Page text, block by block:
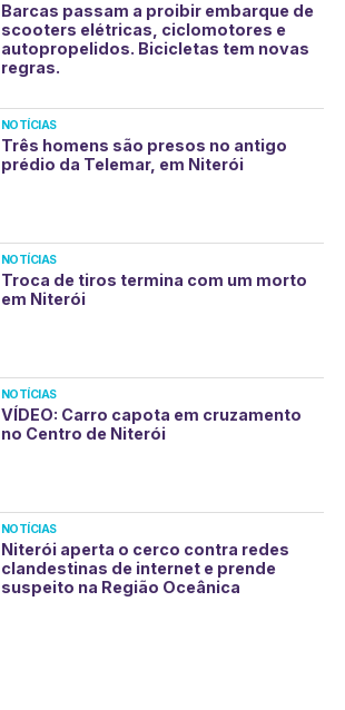
Barcas passam a proibir embarque de
scooters elétricas, ciclomotores e
autopropelidos. Bicicletas tem novas
regras.
NOTÍCIAS
Três homens são presos no antigo
prédio da Telemar, em Niterói
NOTÍCIAS
Troca de tiros termina com um morto
em Niterói
NOTÍCIAS
VÍDEO: Carro capota em cruzamento
no Centro de Niterói
NOTÍCIAS
Niterói aperta o cerco contra redes
clandestinas de internet e prende
suspeito na Região Oceânica